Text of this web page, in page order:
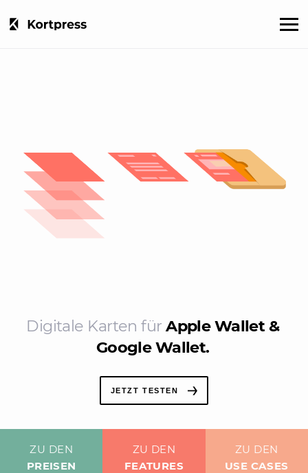
Digitale Karten fürApple Wallet &
Google Wallet.
JETZT TESTEN
ZU DEN
PREISEN
ZU DEN
FEATURES
ZU DEN
USE CASES